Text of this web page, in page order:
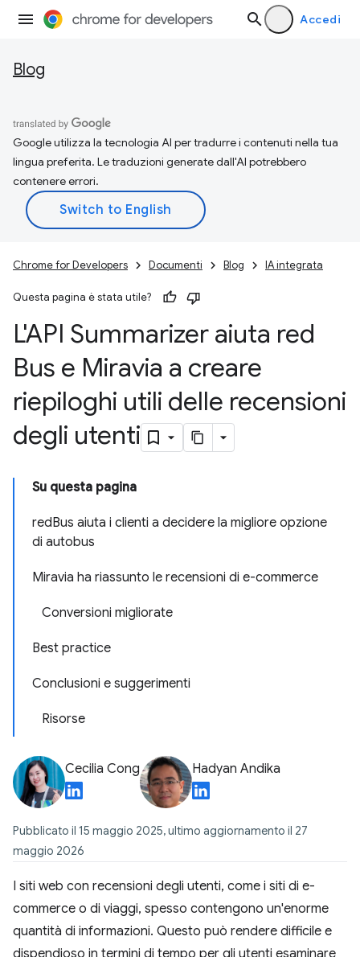
Accedi
Blog
Google utilizza la tecnologia AI per tradurre i contenuti nella tua
lingua preferita. Le traduzioni generate dall'AI potrebbero
contenere errori.
Chrome for Developers Documenti Blog IA integrata
Questa pagina è stata utile?
L'API Summarizer aiuta red
Bus e Miravia a creare
riepiloghi utili delle recensioni
degli utenti
Su questa pagina
redBus aiuta i clienti a decidere la migliore opzione
di autobus
Miravia ha riassunto le recensioni di e-commerce
Conversioni migliorate
Best practice
Conclusioni e suggerimenti
Risorse
Cecilia Cong Hadyan Andika
Pubblicato il 15 maggio 2025, ultimo aggiornamento il 27
maggio 2026
I siti web con recensioni degli utenti, come i siti di e-
commerce o di viaggi, spesso contengono un'enorme
quantità di informazioni. Questo può rendere difficile e
dispendioso in termini di tempo per gli utenti esaminare